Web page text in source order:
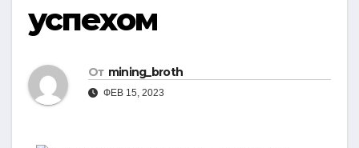
успехом
От mining_broth
ФЕВ 15, 2023